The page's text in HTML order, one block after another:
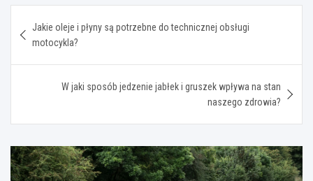
wpisu
Jakie oleje i płyny są potrzebne do technicznej obsługi
motocykla?
W jaki sposób jedzenie jabłek i gruszek wpływa na stan
naszego zdrowia?